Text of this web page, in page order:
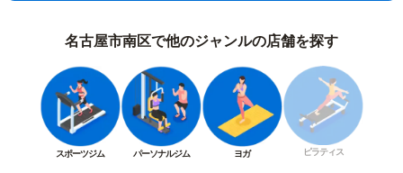
名古屋市南区で他のジャンルの店舗を探す
スポーツジム パーソナルジム ヨガ ピラティス